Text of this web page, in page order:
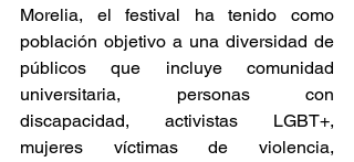
Morelia, el festival ha tenido como
población objetivo a una diversidad de
públicos que incluye comunidad
universitaria, personas con
discapacidad, activistas LGBT+,
mujeres víctimas de violencia,